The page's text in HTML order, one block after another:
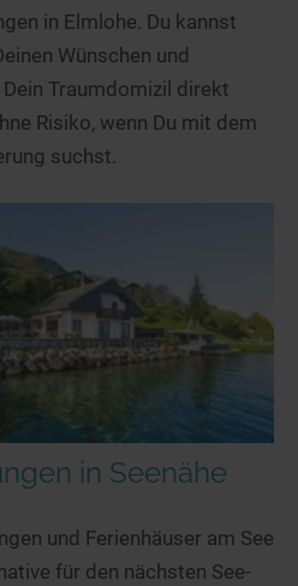
in Elmlohe. Du kannst
Wünschen und
Traumdomizil direkt
Risiko, wenn Du mit dem
suchst.
in Seenähe
und Ferienhäuser am See
für den nächsten See-